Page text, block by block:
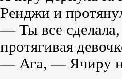
Ренджи и
— Ты все
протягивая
— Ага, — Ячиру